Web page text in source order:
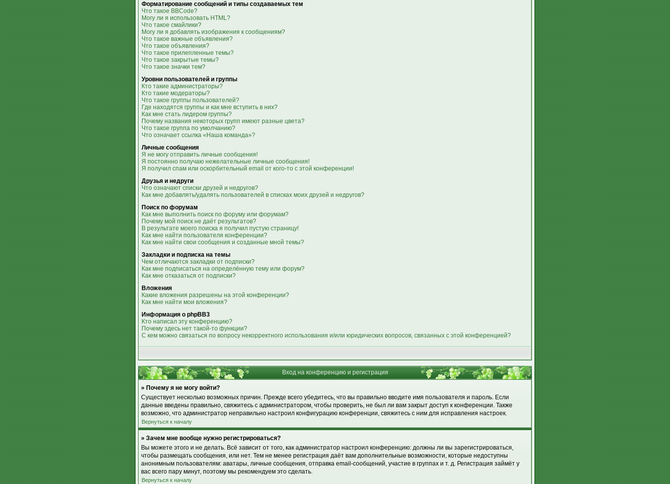
Форматирование сообщений и типы создаваемых тем
Что такое BBCode?
Могу ли я использовать HTML?
Что такое смайлики?
Могу ли я добавлять изображения к сообщениям?
Что такое важные объявления?
Что такое объявления?
Что такое прилепленные темы?
Что такое закрытые темы?
Что такое значки тем?
Уровни пользователей и группы
Кто такие администраторы?
Кто такие модераторы?
Что такое группы пользователей?
Где находятся группы и как мне вступить в них?
Как мне стать лидером группы?
Почему названия некоторых групп имеют разные цвета?
Что такое группа по умолчанию?
Что означает ссылка «Наша команда»?
Личные сообщения
Я не могу отправить личные сообщения!
Я постоянно получаю нежелательные личные сообщения!
Я получил спам или оскорбительный email от кого-то с этой конференции!
Друзья и недруги
Что означают списки друзей и недругов?
Как мне добавлять/удалять пользователей в списках моих друзей и недругов?
Поиск по форумам
Как мне выполнить поиск по форуму или форумам?
Почему мой поиск не даёт результатов?
В результате моего поиска я получил пустую страницу!
Как мне найти пользователя конференции?
Как мне найти свои сообщения и созданные мной темы?
Закладки и подписка на темы
Чем отличаются закладки от подписки?
Как мне подписаться на определённую тему или форум?
Как мне отказаться от подписки?
Вложения
Какие вложения разрешены на этой конференции?
Как мне найти мои вложения?
Информация о phpBB3
Кто написал эту конференцию?
Почему здесь нет такой-то функции?
С кем можно связаться по вопросу некорректного использования и/или юридических вопросов, связанных с этой конференцией?
Вход на конференцию и регистрация
» Почему я не могу войти?
Существует несколько возможных причин. Прежде всего убедитесь, что вы правильно вводите имя пользователя и пароль. Если
данные введены правильно, свяжитесь с администратором, чтобы проверить, не был ли вам закрыт доступ к конференции. Также
возможно, что администратор неправильно настроил конфигурацию конференции, свяжитесь с ним для исправления настроек.
Вернуться к началу
» Зачем мне вообще нужно регистрироваться?
Вы можете этого и не делать. Всё зависит от того, как администратор настроил конференцию: должны ли вы зарегистрироваться,
чтобы размещать сообщения, или нет. Тем не менее регистрация даёт вам дополнительные возможности, которые недоступны
анонимным пользователям: аватары, личные сообщения, отправка email-сообщений, участие в группах и т. д. Регистрация займёт у
вас всего пару минут, поэтому мы рекомендуем это сделать.
Вернуться к началу